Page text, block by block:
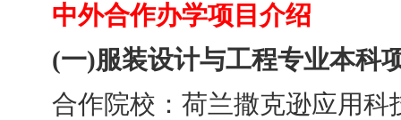
中外合作办学项目介绍
(一)服装设计与工程专业本科
合作院校：荷兰撒克逊应用科